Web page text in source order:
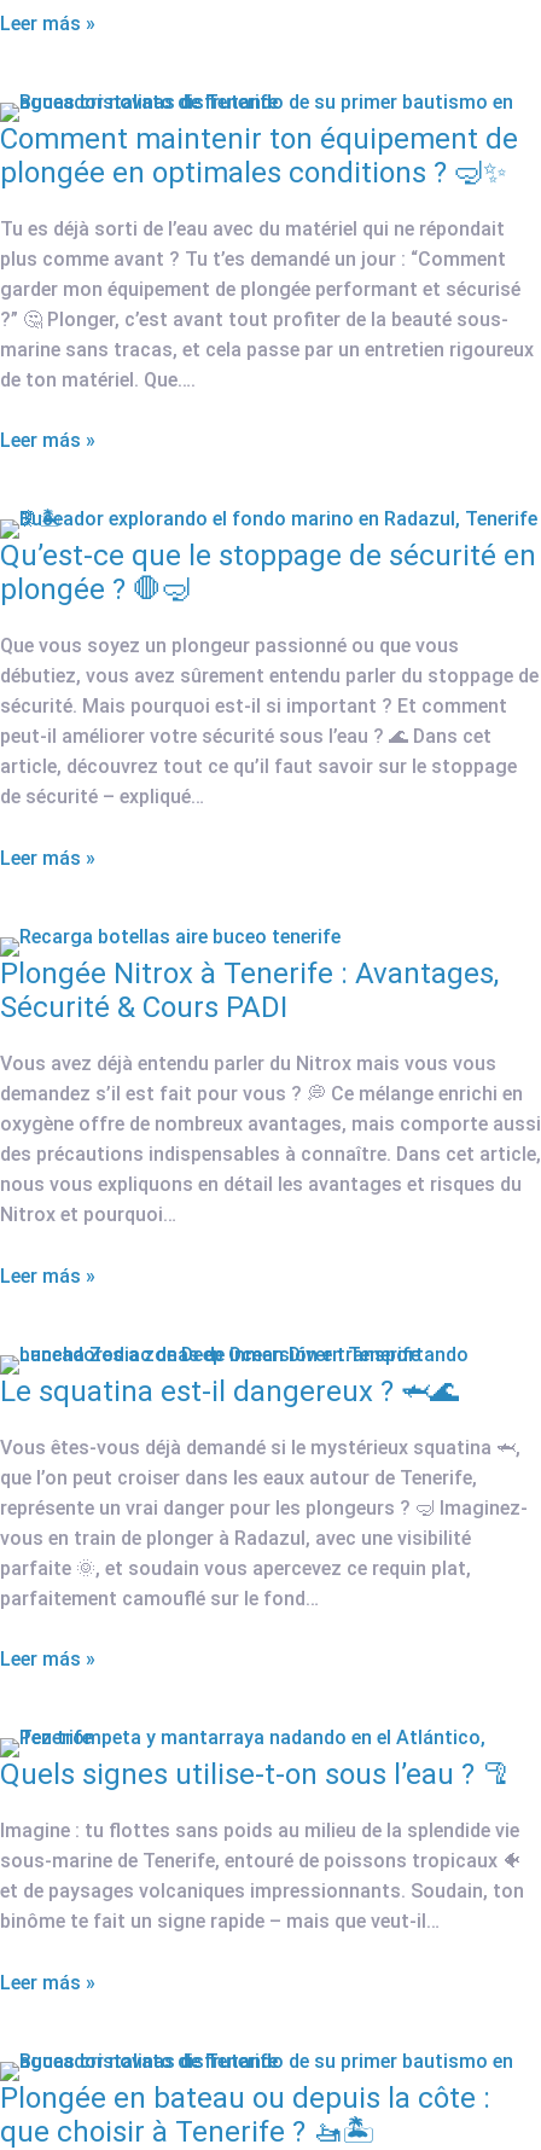
Leer más »
Comment maintenir ton équipement de
plongée en optimales conditions ? 🤿✨
Tu es déjà sorti de l’eau avec du matériel qui ne répondait
plus comme avant ? Tu t’es demandé un jour : “Comment
garder mon équipement de plongée performant et sécurisé
?” 🤔 Plonger, c’est avant tout profiter de la beauté sous-
marine sans tracas, et cela passe par un entretien rigoureux
de ton matériel. Que….
Leer más »
Qu’est-ce que le stoppage de sécurité en
plongée ? 🛑🤿
Que vous soyez un plongeur passionné ou que vous
débutiez, vous avez sûrement entendu parler du stoppage de
sécurité. Mais pourquoi est-il si important ? Et comment
peut-il améliorer votre sécurité sous l’eau ? 🌊 Dans cet
article, découvrez tout ce qu’il faut savoir sur le stoppage
de sécurité – expliqué…
Leer más »
Plongée Nitrox à Tenerife : Avantages,
Sécurité & Cours PADI
Vous avez déjà entendu parler du Nitrox mais vous vous
demandez s’il est fait pour vous ? 💭 Ce mélange enrichi en
oxygène offre de nombreux avantages, mais comporte aussi
des précautions indispensables à connaître. Dans cet article,
nous vous expliquons en détail les avantages et risques du
Nitrox et pourquoi…
Leer más »
Le squatina est-il dangereux ? 🦈🌊
Vous êtes-vous déjà demandé si le mystérieux squatina 🦈,
que l’on peut croiser dans les eaux autour de Tenerife,
représente un vrai danger pour les plongeurs ? 🤿 Imaginez-
vous en train de plonger à Radazul, avec une visibilité
parfaite 🌞, et soudain vous apercevez ce requin plat,
parfaitement camouflé sur le fond…
Leer más »
Quels signes utilise-t-on sous l’eau ? 🦿
Imagine : tu flottes sans poids au milieu de la splendide vie
sous-marine de Tenerife, entouré de poissons tropicaux 🐠
et de paysages volcaniques impressionnants. Soudain, ton
binôme te fait un signe rapide – mais que veut-il…
Leer más »
Plongée en bateau ou depuis la côte :
que choisir à Tenerife ? 🚤🏝️